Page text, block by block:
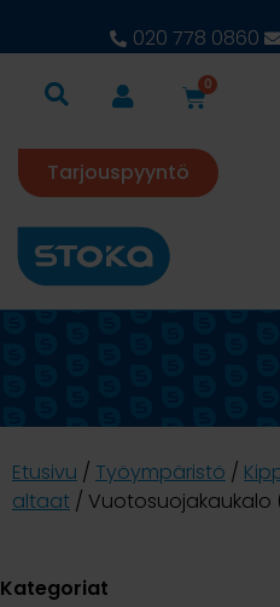
020 778 0860
0
Tarjouspyyntö
Etusivu / Työympäristö /
altaat / Vuotosuojakaukalo
Kategoriat